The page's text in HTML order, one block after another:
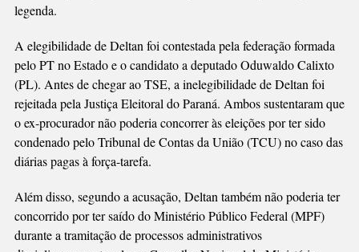
legenda.
A elegibilidade de Deltan foi contestada pela federação formada
pelo PT no Estado e o candidato a deputado Oduwaldo Calixto
(PL). Antes de chegar ao TSE, a inelegibilidade de Deltan foi
rejeitada pela Justiça Eleitoral do Paraná. Ambos sustentaram que
o ex-procurador não poderia concorrer às eleições por ter sido
condenado pelo Tribunal de Contas da União (TCU) no caso das
diárias pagas à força-tarefa.
Além disso, segundo a acusação, Deltan também não poderia ter
concorrido por ter saído do Ministério Público Federal (MPF)
durante a tramitação de processos administrativos